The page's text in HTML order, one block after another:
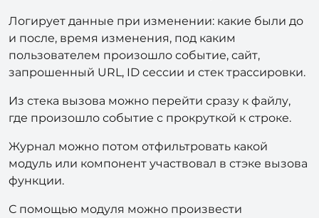
Логирует данные при изменении: какие были до
и после, время изменения, под каким
пользователем произошло событие, сайт,
запрошенный URL, ID сессии и стек трассировки.
Из стека вызова можно перейти сразу к файлу,
где произошло событие с прокруткой к строке.
Журнал можно потом отфильтровать какой
модуль или компонент участвовал в стэке вызова
функции.
С помощью модуля можно произвести